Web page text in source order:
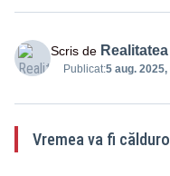
Scris de
Publicat:5 aug. 2025,
Vremea va fi